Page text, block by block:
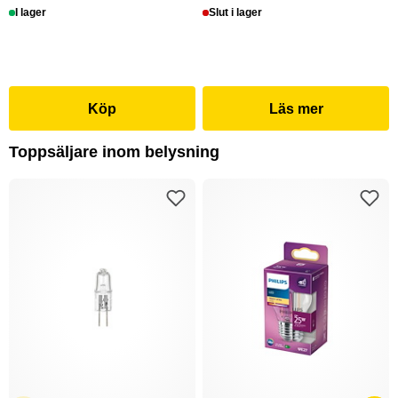
I lager
Köp
Slut i lager
Läs mer
Toppsäljare inom belysning